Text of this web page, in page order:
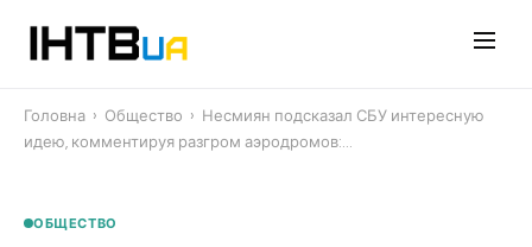
Головна › Общество › Несмиян подсказал СБУ интересную
идею, комментируя разгром аэродромов:…
ОБЩЕСТВО